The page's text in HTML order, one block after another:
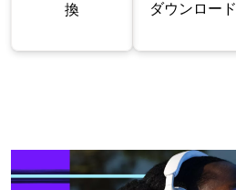
換
ダウンロード